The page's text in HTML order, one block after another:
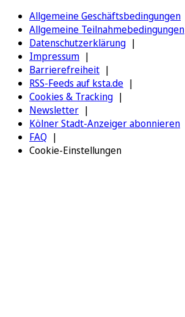
Allgemeine Geschäftsbedingungen
Allgemeine Teilnahmebedingungen
Datenschutzerklärung
Impressum
Barrierefreiheit
RSS-Feeds auf ksta.de
Cookies & Tracking
Newsletter
Kölner Stadt-Anzeiger abonnieren
FAQ
Cookie-Einstellungen